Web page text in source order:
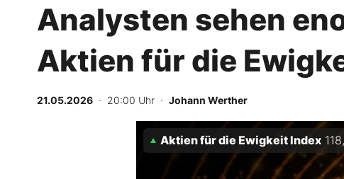
Abo & Shop
BO-Musterdepots
Experten
Mein B:O
Analysten sehen
Aktien für die
21.05.2026 · 20:00 Uhr · Johann Werther
Aktien für die Ewigkeit Index